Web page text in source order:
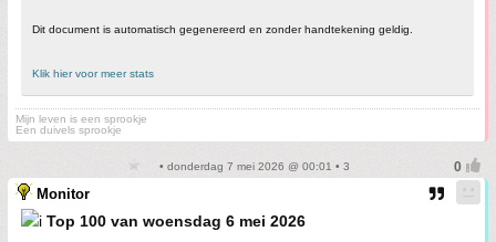
Dit document is automatisch gegenereerd en zonder handtekening geldig.
Klik hier voor meer stats
Mijn leven is een sprookje
Een duivels sprookje
• donderdag 7 mei 2026 @ 00:01 • 3
Monitor
Top 100 van woensdag 6 mei 2026